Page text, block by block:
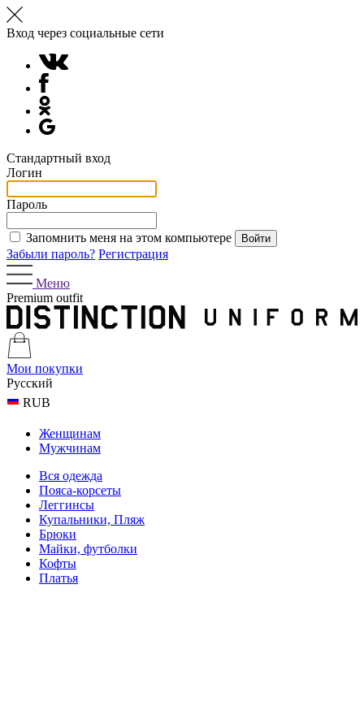
Вход через социальные сети
Стандартный вход
Логин
Пароль
Запомнить меня на этом компьютере
Забыли пароль? Регистрация
Меню
Premium outfit
Мои покупки
Русский
RUB
Женщинам
Мужчинам
Вся одежда
Пояса-корсеты
Леггинсы
Купальники, Пляж
Брюки
Майки, футболки
Кофты
Платья